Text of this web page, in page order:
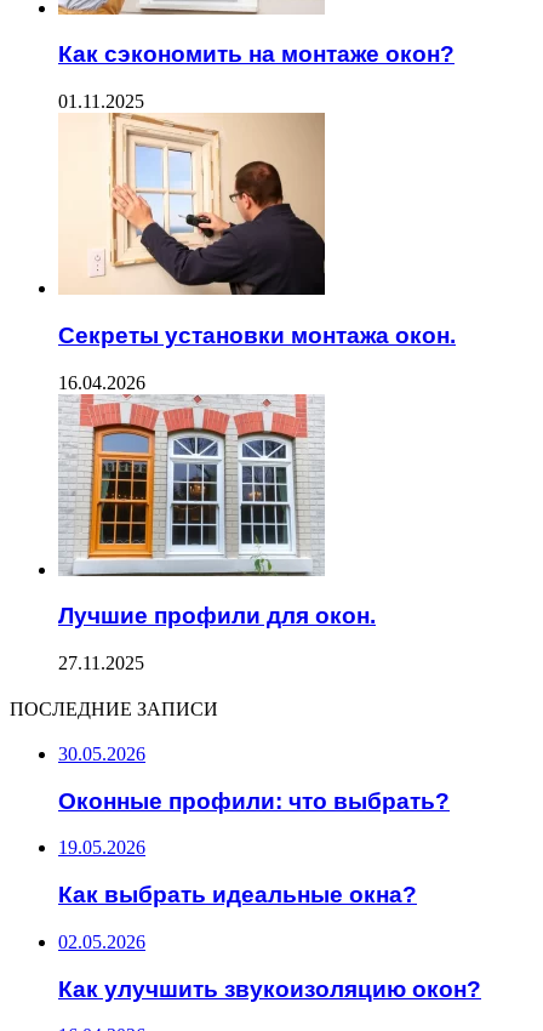
Как сэкономить на монтаже окон?
01.11.2025
Секреты установки монтажа окон.
16.04.2026
Лучшие профили для окон.
27.11.2025
ПОСЛЕДНИЕ ЗАПИСИ
30.05.2026
Оконные профили: что выбрать?
19.05.2026
Как выбрать идеальные окна?
02.05.2026
Как улучшить звукоизоляцию окон?